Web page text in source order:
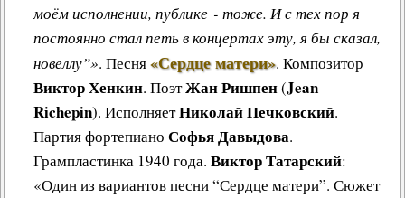
моём исполнении, публике - тоже. И с тех пор я
постоянно стал петь в концертах эту, я бы сказал,
новеллу”». Песня«Сердце матери». Композитор
Виктор Хенкин. ПоэтЖан Ришпен(Jean
Richepin). ИсполняетНиколай Печковский.
Партия фортепиано Софья Давыдова.
Грампластинка 1940 года. Виктор Татарский:
«Один из вариантов песни “Сердце матери”. Сюжет